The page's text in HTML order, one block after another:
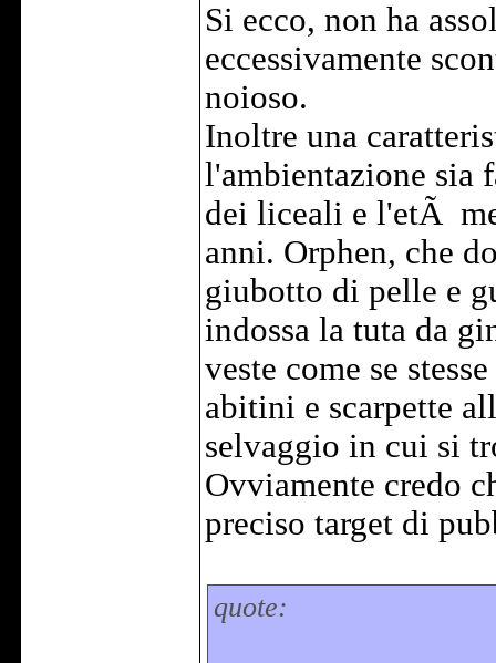
Si ecco, non ha
eccessivamente
noioso.
Inoltre una
l'ambientazione sia
dei liceali e l'etÃ
anni. Orphen, che
giubotto di pelle e
indossa la tuta da
veste come se
abitini e scarpette
selvaggio in cui si
Ovviamente credo
preciso target di
quote: